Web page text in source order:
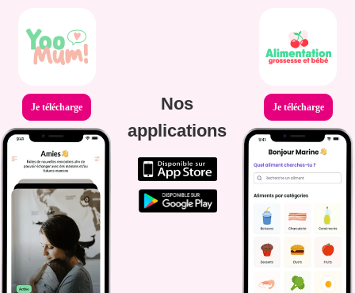
Je télécharge
Nos
applications
Je télécharge